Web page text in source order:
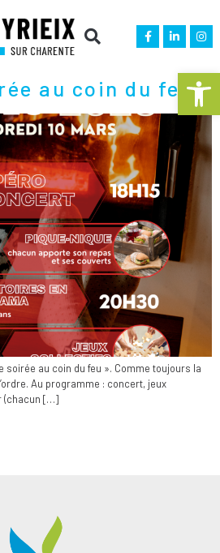
Ouvrir
DERNIÈRE SOIRÉE
au coin du feu
soirée au coin du feu ». Comme toujours la
Au programme : concert, jeux
(chacun […]